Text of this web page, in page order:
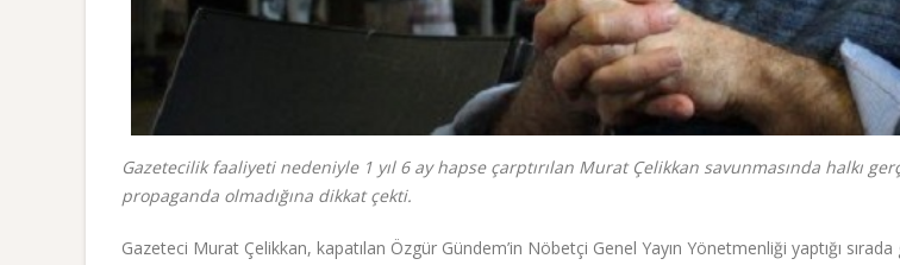
Gazetecilik faaliyeti nedeniyle 1 yıl 6 ay hapse çarptırılan Murat Çelikkan savunmasında halkı
propaganda olmadığına dikkat çekti.
Gazeteci Murat Çelikkan, kapatılan Özgür Gündem’in Nöbetçi Genel Yayın Yönetmenliği yaptığı